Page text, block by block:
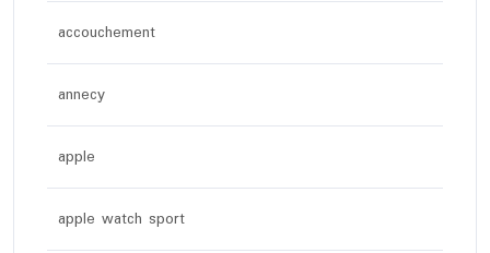
accouchement
annecy
apple
apple watch sport